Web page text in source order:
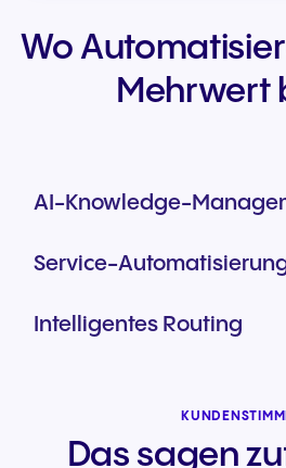
Wo
Mehrwert
AI-Knowledge-
Service-
Intelligentes Routing
Das sagen